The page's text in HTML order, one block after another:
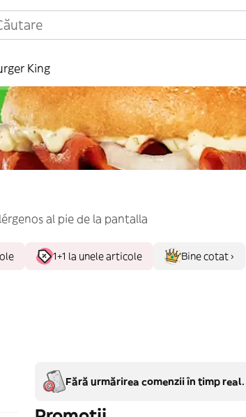
King
al pie de la pantalla
1+1 la unele articole Bine cotat ›
Fără urmărirea comenzii în timp real.